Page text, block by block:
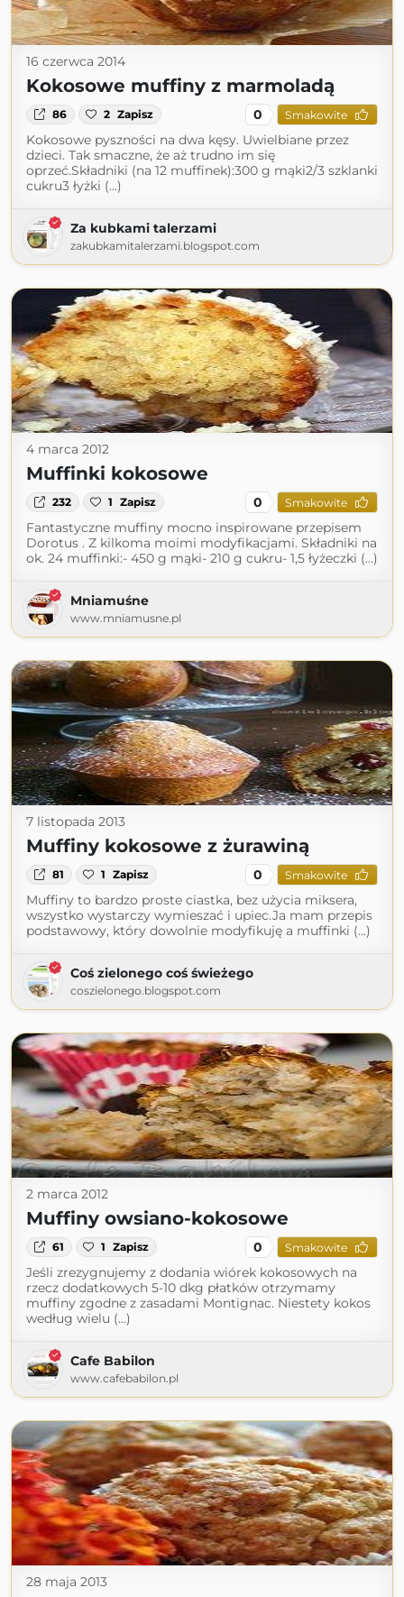
16 czerwca 2014
Kokosowe muffiny z marmoladą
86 2 Zapisz 0 Smakowite
Kokosowe pyszności na dwa kęsy. Uwielbiane przez
dzieci. Tak smaczne, że aż trudno im się
oprzeć.Składniki (na 12 muffinek):300 g mąki2/3 szklanki
cukru3 łyżki (...)
Za kubkami talerzami
zakubkamitalerzami.blogspot.com
4 marca 2012
Muffinki kokosowe
232 1 Zapisz 0 Smakowite
Fantastyczne muffiny mocno inspirowane przepisem
Dorotus . Z kilkoma moimi modyfikacjami. Składniki na
ok. 24 muffinki:- 450 g mąki- 210 g cukru- 1,5 łyżeczki (...)
Mniamuśne
www.mniamusne.pl
7 listopada 2013
Muffiny kokosowe z żurawiną
81 1 Zapisz 0 Smakowite
Muffiny to bardzo proste ciastka, bez użycia miksera,
wszystko wystarczy wymieszać i upiec.Ja mam przepis
podstawowy, który dowolnie modyfikuję a muffinki (...)
Coś zielonego coś świeżego
coszielonego.blogspot.com
2 marca 2012
Muffiny owsiano-kokosowe
61 1 Zapisz 0 Smakowite
Jeśli zrezygnujemy z dodania wiórek kokosowych na
rzecz dodatkowych 5-10 dkg płatków otrzymamy
muffiny zgodne z zasadami Montignac. Niestety kokos
według wielu (...)
Cafe Babilon
www.cafebabilon.pl
28 maja 2013